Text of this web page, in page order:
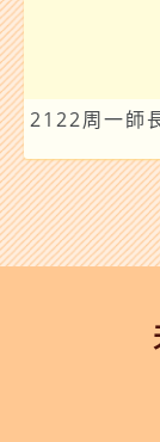
2122周一師